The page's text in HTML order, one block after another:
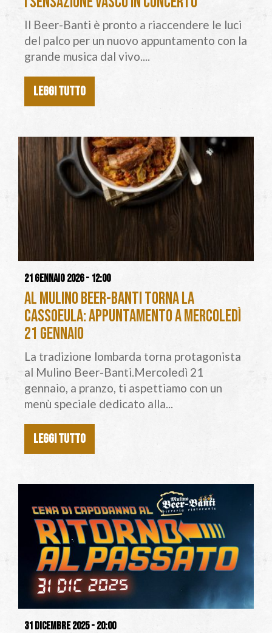
Il Beer-Banti è pronto a riaccendere le luci
del palco per un nuovo appuntamento con la
grande musica dal vivo....
LEGGI TUTTO
21 gennaio 2026 - 12:00
Al Mulino Beer-Banti torna la
Cassoeula: appuntamento a mercoledì
21 gennaio
La tradizione lombarda torna protagonista
al Mulino Beer-Banti.Mercoledì 21
gennaio, a pranzo, ti aspettiamo con un
menù speciale dedicato alla...
LEGGI TUTTO
31 dicembre 2025 - 20:00